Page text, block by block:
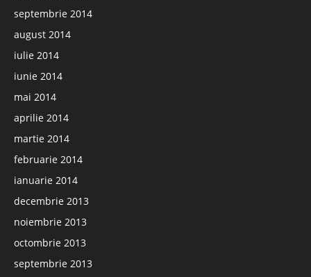
septembrie 2014
august 2014
iulie 2014
iunie 2014
mai 2014
aprilie 2014
martie 2014
februarie 2014
ianuarie 2014
decembrie 2013
noiembrie 2013
octombrie 2013
septembrie 2013